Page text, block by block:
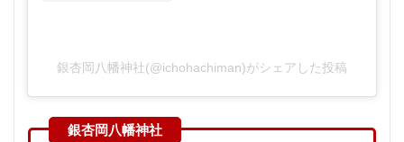
銀杏岡八幡神社(@ichohachiman)がシェアした投稿